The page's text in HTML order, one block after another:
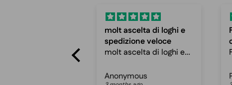
Fast shipping and
cheap prices
Fast shipping and
recommend